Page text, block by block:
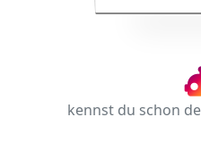
kennst du schon